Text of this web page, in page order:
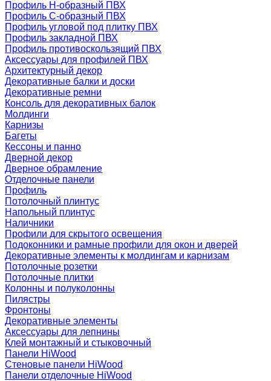
Профиль H-образный ПВХ
Профиль C-образный ПВХ
Профиль угловой под плитку ПВХ
Профиль закладной ПВХ
Профиль противоскользящий ПВХ
Аксессуары для профилей ПВХ
Архитектурный декор
Декоративные балки и доски
Декоративные ремни
Консоль для декоративных балок
Молдинги
Карнизы
Багеты
Кессоны и панно
Дверной декор
Дверное обрамление
Отделочные панели
Профиль
Потолочный плинтус
Напольный плинтус
Наличники
Профили для скрытого освещения
Подоконники и рамные профили для окон и дверей
Декоративные элементы к молдингам и карнизам
Потолочные розетки
Потолочные плитки
Колонны и полуколонны
Пилястры
Фронтоны
Декоративные элементы
Аксессуары для лепнины
Клей монтажный и стыковочный
Панели HiWood
Стеновые панели HiWood
Панели отделочные HiWood